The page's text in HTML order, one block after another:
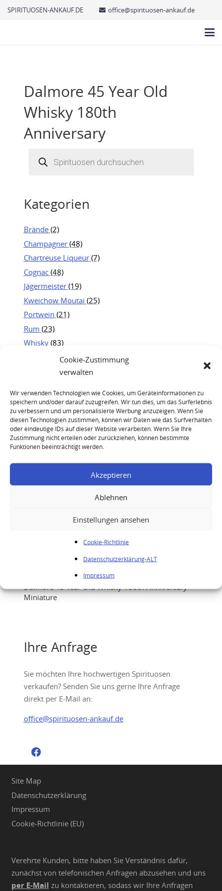
Cookie-Zustimmung
verwalten
Wir verwenden Technologien wie Cookies, um Geräteinformationen zu
speichern und/oder darauf zuzugreifen. Wir tun dies, um das Surferlebnis
zu verbessern und um personalisierte Werbung anzuzeigen. Wenn Sie
diesen Technologien zustimmen, können wir Daten wie das Surfverhalten
oder eindeutige IDs auf dieser Website verarbeiten. Wenn Sie Ihre
Zustimmung nicht erteilen oder zurückziehen, können bestimmte
Funktionen beeinträchtigt werden.
Akzeptieren
Ablehnen
Einstellungen ansehen
Cookie-Richtlinie
Datenschutzerklärung-ALT
Impressum
SPIRITUOSEN-ANKAUF.DE office@spirituosen-ankauf.de
Dalmore 45 Year Old
Whisky 180th
Anniversary
search
Kategorien
Brände (2)
Champagner (48)
Chartreuse Liqueur (7)
Cognac (48)
Jägermeister (19)
Kweichow Moutai (25)
Portwein (21)
Rum (23)
Whisky (83)
Dalmore 45 Year Old Whisky 180th Anniversary
Miniature
Ihre Anfrage
Sie möchten Ihre hochwertigen Spirituosen
verkaufen? Senden Sie uns gerne Ihre Anfrage
direkt per E-Mail an:
office@spirituosen-ankauf.de
Site Map
Datenschutzerklärung
Impressum
Cookie-Richtlinie (EU)
Verehrte Kunden, bitte haben Sie Verständnis dafür,
zunächst von telefonischen Anfragen abzusehen und uns
per E-Mail zu kontaktieren, sodass wir Ihre Anfragen